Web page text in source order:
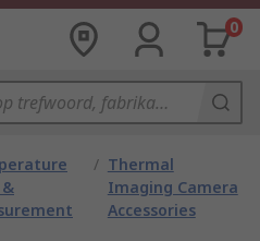
0
/ Thermal
Imaging Camera
Accessories